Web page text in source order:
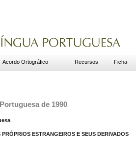
Acordo Ortográfico Recursos Ficha
de 1990
ESTRANGEIROS E SEUS DERIVADOS